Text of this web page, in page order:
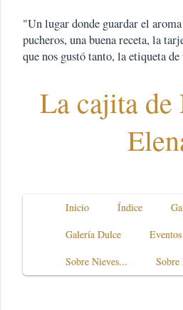
"Un lugar donde guardar el
pucheros, una buena receta, la
que nos gustó tanto, la etiqueta
La cajita de
Inicio Índice
Galería Dulce
Eventos
Sobre Nieves...
Sobre